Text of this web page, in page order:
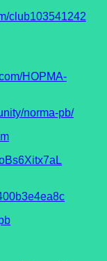
club103541242
НОРМА-
norma-pb/